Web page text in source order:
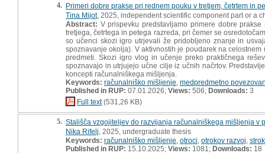
4. Primeri dobre prakse pri rednem pouku v tretjem, četrtem in
Tina Mijot, 2025, independent scientific component part or a
Abstract: V prispevku predstavljamo primere dobre
tretjega, četrtega in petega razreda, pri čemer se
so učenci skozi igro utrjevali že pridobljeno znanje in
spoznavanje okolja). V aktivnostih je poudarek na
predmeti. Skozi igro vlog in učenje preko praktičnega
spoznavajo in utrjujejo učne cilje iz učnih načrtov.
koncepti računalniškega mišljenja.
Keywords: računalniško mišljenje medpredmetno
Published in RUP: 07.01.2026; Views: 506; Downloads: 3
Full text(531,26 KB)
5. Stališča vzgojiteljev do razvijanja računalniškega mišljenja v
Nika Rifelj , 2025, undergraduate thesis
Keywords: računalniško mišljenje otroci otrokov razvoj
Published in RUP: 15.10.2025; Views: 1081; Downloads: 18